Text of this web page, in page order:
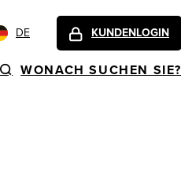
DE KUNDENLOGIN
WONACH SUCHEN SIE?